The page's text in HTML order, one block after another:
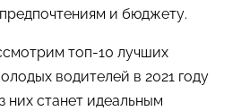
и бюджету.
топ-10 лучших
водителей в 2021 году
них станет идеальным